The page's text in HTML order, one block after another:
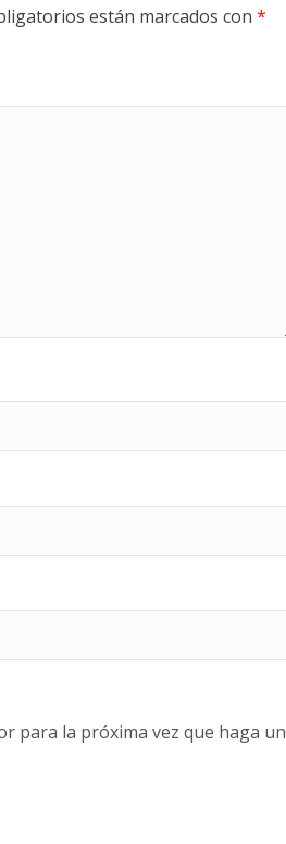
están marcados con *
para la próxima vez que haga un